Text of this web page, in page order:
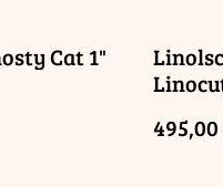
Cat 1"